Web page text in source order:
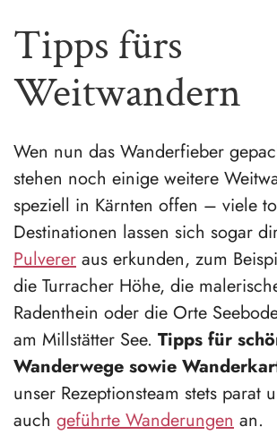
Tipps fürs
Weitwandern
Wen nun das Wanderfieber
stehen noch einige weitere
speziell in Kärnten offen – viele
Destinationen lassen sich sogar
Pulverer aus erkunden, zum
die Turracher Höhe, die
Radenthein oder die Orte
am Millstätter See. Tipps für
Wanderwege sowie
unser Rezeptionsteam stets parat
auch geführte Wanderungen an.